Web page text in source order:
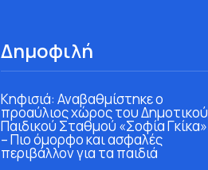
Δημοφιλή
Κηφισιά: Αναβαθμίστηκε ο
προαύλιος χώρος του Δημοτικού
Παιδικού Σταθμού «Σοφία Γκίκα»
– Πιο όμορφο και ασφαλές
περιβάλλον για τα παιδιά